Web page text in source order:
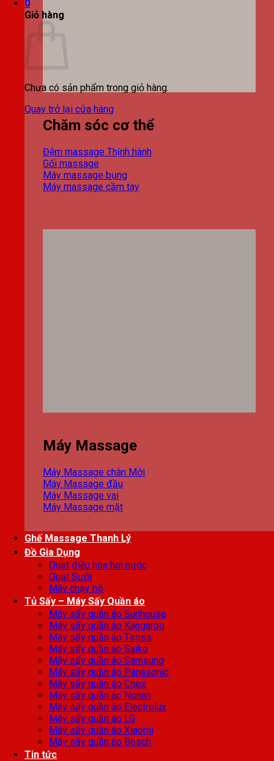
0
Giỏ hàng
Chưa có sản phẩm trong giỏ hàng.
Quay trở lại cửa hàng
Chăm sóc cơ thể
Đệm massage
Gối massage
Máy massage bụng
Máy massage cầm tay
Máy Massage
Máy Massage chân
Máy Massage đầu
Máy Massage vai
Máy Massage mặt
Ghế Massage Thanh Lý
Đồ Gia Dụng
Quạt điều hòa hơi nước
Quạt Sưởi
Máy chạy bộ
Tủ Sấy – Máy Sấy Quần áo
Máy sấy quần áo Sunhouse
Máy sấy quần áo Kangaroo
Máy sấy quần áo Tiross
Máy sấy quần áo Saiko
Máy sấy quần áo Samsung
Máy sấy quần áo Panasonic
Máy sấy quần áo Coex
Máy sấy quần áo Nonan
Máy sấy quần áo Electrolux
Máy sấy quần áo LG
Máy sấy quần áo Xiaomi
Máy sấy quần áo Bosch
Tin tức